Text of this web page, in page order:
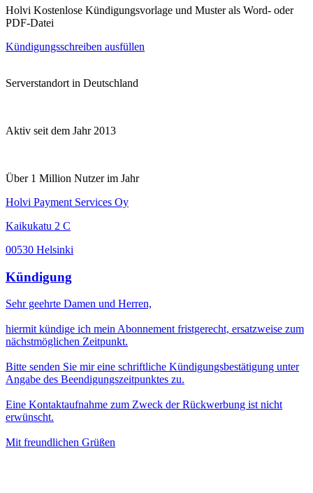
Holvi Kostenlose Kündigungsvorlage und Muster als Word- oder
PDF-Datei
Kündigungsschreiben ausfüllen
Serverstandort in Deutschland
Aktiv seit dem Jahr 2013
Über 1 Million Nutzer im Jahr
Holvi Payment Services Oy
Kaikukatu 2 C
00530 Helsinki
Kündigung
Sehr geehrte Damen und Herren,
hiermit kündige ich mein Abonnement fristgerecht, ersatzweise zum
nächstmöglichen Zeitpunkt.
Bitte senden Sie mir eine schriftliche Kündigungsbestätigung unter
Angabe des Beendigungszeitpunktes zu.
Eine Kontaktaufnahme zum Zweck der Rückwerbung ist nicht
erwünscht.
Mit freundlichen Grüßen